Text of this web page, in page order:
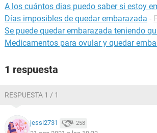
A los cuántos dias puedo saber si estoy
Días imposibles de quedar embarazada -
Se puede quedar embarazada teniendo
Medicamentos para ovular y quedar
1 respuesta
RESPUESTA 1 / 1
jessi2731 258